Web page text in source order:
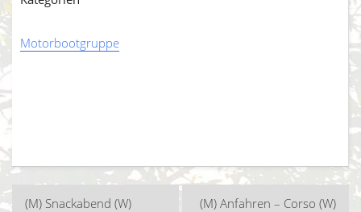
Motorbootgruppe
Beitragsnavigation
(M) Snackabend (W) (M) Anfahren – Corso (W)